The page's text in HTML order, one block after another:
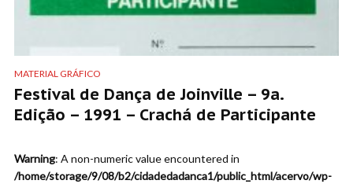
MATERIAL GRÁFICO
Festival de Dança de Joinville – 9a.
Edição – 1991 – Crachá de Participante
Warning: A non-numeric value encountered in
/home/storage/9/08/b2/cidadedadanca1/public_html/acervo/wp-